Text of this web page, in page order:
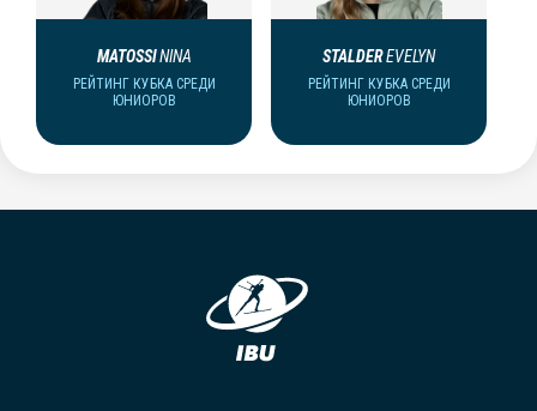
MATOSSININA
РЕЙТИНГ КУБКА СРЕДИ
ЮНИОРОВ
STALDEREVELYN
РЕЙТИНГ КУБКА СРЕДИ
ЮНИОРОВ